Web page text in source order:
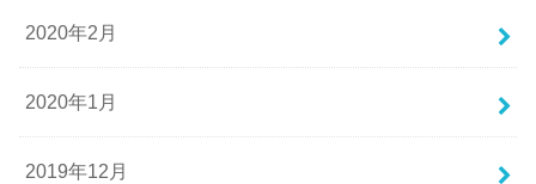
2020年2月
2020年1月
2019年12月